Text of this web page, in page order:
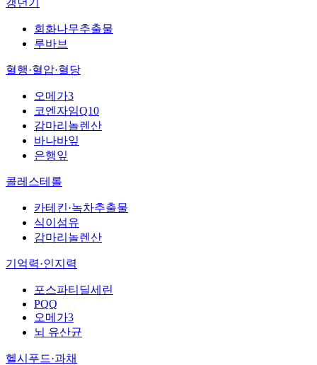
회화나무추출물
루바브
혈행·혈압·혈당
오메가3
코엔자임Q10
감마리놀렌산
바나바잎
은행잎
콜레스테롤
카테킨·녹차추출물
식이섬유
감마리놀렌산
기억력·인지력
포스파티딜세린
PQQ
오메가3
뇌 유산균
헬시푸드·과채